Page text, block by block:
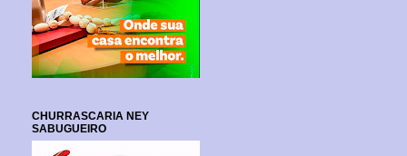
CHURRASCARIA NEY
SABUGUEIRO